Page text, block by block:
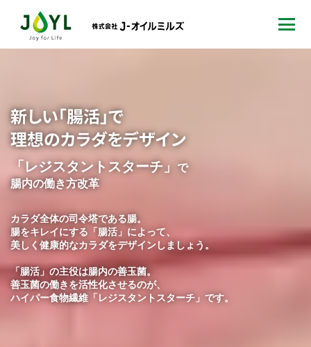
新しい「腸活」で
理想のカラダをデザイン
「レジスタントスターチ」
で
腸内の働き方改革
カラダ全体の司令塔である腸。
腸をキレイにする「腸活」によって、
美しく健康的なカラダをデザインしましょう。
「腸活」の主役は腸内の善玉菌。
善玉菌の働きを活性化させるのが、
ハイパー食物繊維「レジスタントスターチ」です。